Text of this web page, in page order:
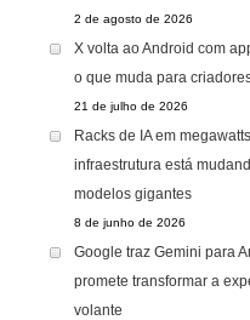
2 de agosto de 2026
X volta ao Android com
o que muda para
21 de julho de 2026
Racks de IA em
infraestrutura está
modelos gigantes
8 de junho de 2026
Google traz Gemini para
promete transformar a
volante